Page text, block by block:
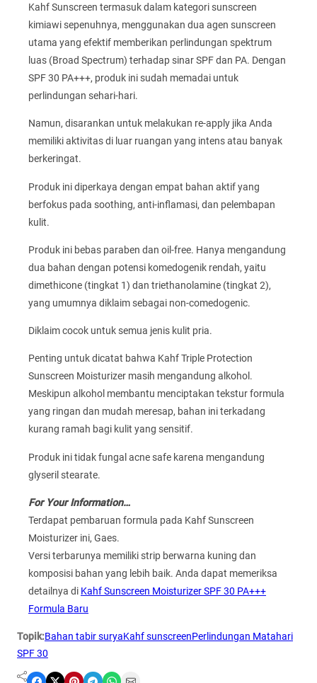
Kahf Sunscreen termasuk dalam kategori sunscreen
kimiawi sepenuhnya, menggunakan dua agen sunscreen
utama yang efektif memberikan perlindungan spektrum
luas (Broad Spectrum) terhadap sinar SPF dan PA. Dengan
SPF 30 PA+++, produk ini sudah memadai untuk
perlindungan sehari-hari.
Namun, disarankan untuk melakukan re-apply jika Anda
memiliki aktivitas di luar ruangan yang intens atau banyak
berkeringat.
Produk ini diperkaya dengan empat bahan aktif yang
berfokus pada soothing, anti-inflamasi, dan pelembapan
kulit.
Produk ini bebas paraben dan oil-free. Hanya mengandung
dua bahan dengan potensi komedogenik rendah, yaitu
dimethicone (tingkat 1) dan triethanolamine (tingkat 2),
yang umumnya diklaim sebagai non-comedogenic.
Diklaim cocok untuk semua jenis kulit pria.
Penting untuk dicatat bahwa Kahf Triple Protection
Sunscreen Moisturizer masih mengandung alkohol.
Meskipun alkohol membantu menciptakan tekstur formula
yang ringan dan mudah meresap, bahan ini terkadang
kurang ramah bagi kulit yang sensitif.
Produk ini tidak fungal acne safe karena mengandung
glyseril stearate.
For Your Information…
Terdapat pembaruan formula pada Kahf Sunscreen
Moisturizer ini, Gaes.
Versi terbarunya memiliki strip berwarna kuning dan
komposisi bahan yang lebih baik. Anda dapat memeriksa
detailnya di Kahf Sunscreen Moisturizer SPF 30 PA+++
Formula Baru
Topik:Bahan tabir suryaKahf sunscreenPerlindungan Matahari
SPF 30
Share on Facebook Share on X Share on Pinterest Share on Telegram Share on WhatsApp Share on Email